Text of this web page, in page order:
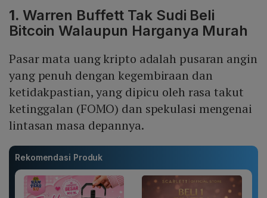
1. Warren Buffett Tak Sudi Beli
Bitcoin Walaupun Harganya Murah
Pasar mata uang kripto adalah pusaran angin
yang penuh dengan kegembiraan dan
ketidakpastian, yang dipicu oleh rasa takut
ketinggalan (FOMO) dan spekulasi mengenai
lintasan masa depannya.
Rekomendasi Produk